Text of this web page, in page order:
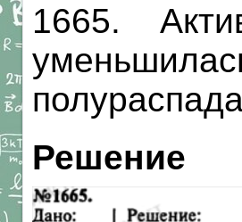
1665.
Решение